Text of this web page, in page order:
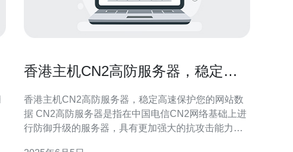
香港主机CN2高防服务器，稳定高
香港主机CN2高防服务器，稳定高速保护您的网站数
据 CN2高防服务器是指在中国电信CN2网络基础上进
行防御升级的服务器，具有更加强大的抗攻击能力和